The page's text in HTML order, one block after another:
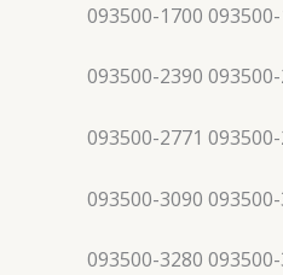
093500-1700
093500-2390
093500-2771
093500-3090
093500-3280